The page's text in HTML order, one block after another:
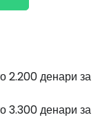
2.200 денари за
3.300 денари за